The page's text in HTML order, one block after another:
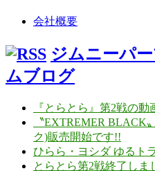
会社概要
ジムニーパ
ムブログ
『とらとら』第2戦の
〝EXTREMER BLACK
ク)販売開始です!!
ひらら・ヨシダ ゆるト
とらとら第2戦終了しま